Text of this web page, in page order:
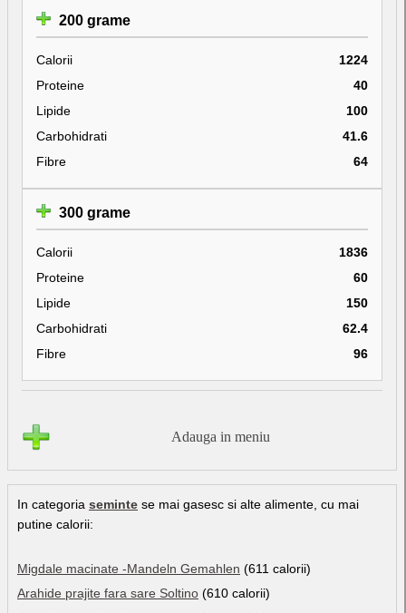
200 grame
Calorii
1224
Proteine
40
Lipide
100
Carbohidrati
41.6
Fibre
64
300 grame
Calorii
1836
Proteine
60
Lipide
150
Carbohidrati
62.4
Fibre
96
Adauga in meniu
In categoria seminte se mai gasesc si alte alimente, cu mai
putine calorii:
Migdale macinate -Mandeln Gemahlen (611 calorii)
Arahide prajite fara sare Soltino (610 calorii)